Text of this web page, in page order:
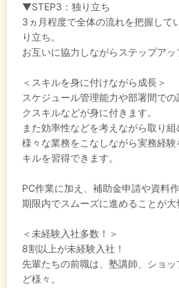
▼STEP3：独り立ち
3ヵ月程度で全体の流れを把握して
り立ち。
お互いに協力しながらステップアッ
＜スキルを身に付けながら成長＞
スケジュール管理能力や部署間で
クスキルなどが身に付きます。
また効率性などを考えながら取り組
様々な業務をこなしながら実務経
キルを習得できます。
PC作業に加え、補助金申請や資料作
期限内でスムーズに進めることが大
＜未経験入社多数！＞
8割以上が未経験入社！
先輩たちの前職は、塾講師、ショ
ど様々。